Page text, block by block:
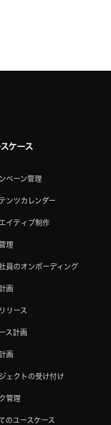
ケース
ペーン管理
ンツカレンダー
イティブ制作
理
員のオンボーディング
画
リース
ス計画
画
ェクトの受け付け
管理
のユースケース